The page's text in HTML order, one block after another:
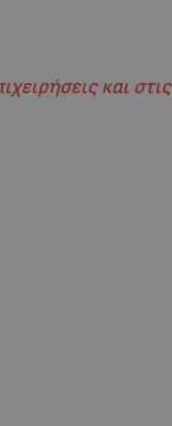
και στις